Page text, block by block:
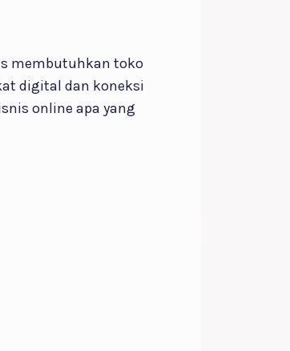
membutuhkan toko
digital dan koneksi
online apa yang